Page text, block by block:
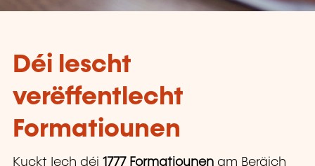
Déi lescht
verëffentlecht
Formatiounen
Kuckt Iech déi 1777 Formatiounen am Beräich